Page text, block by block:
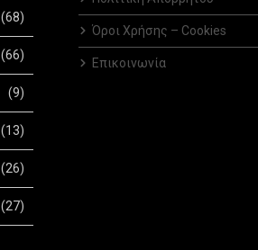
(68)
(66)
(9)
(13)
(26)
(27)
Όροι Χρήσης – Cookies
Επικοινωνία